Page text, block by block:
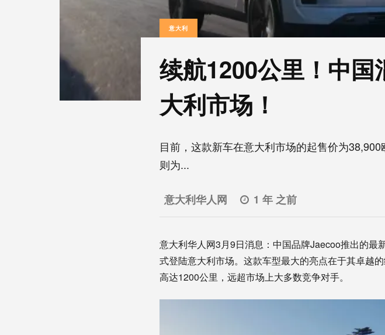
意大利
续航1200公里！中
大利市场！
目前，这款新车在意大利市场的起售价为
则为...
意大利华人网 1 年 之前
意大利华人网3月9日消息：中国品牌Jaecoo推出的
式登陆意大利市场。这款车型最大的亮点在于其卓越
高达1200公里，远超市场上大多数竞争对手。